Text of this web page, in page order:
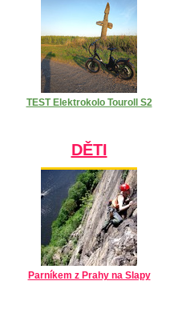
TEST Elektrokolo Touroll S2
DĚTI
Parníkem z Prahy na Slapy